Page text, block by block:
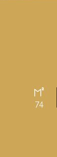
74